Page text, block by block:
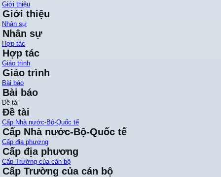
Giới thiệu
Giới thiệu
Nhân sự
Nhân sự
Hợp tác
Hợp tác
Giáo trình
Giáo trình
Bài báo
Bài báo
Đề tài
Đề tài
Cấp Nhà nước-Bộ-Quốc tế
Cấp Nhà nước-Bộ-Quốc tế
Cấp địa phương
Cấp địa phương
Cấp Trường của cán bộ
Cấp Trường của cán bộ